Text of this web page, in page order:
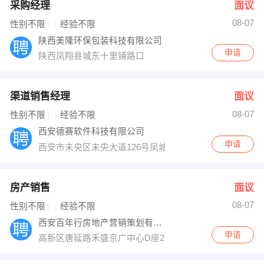
采购经理 面议
性别不限 经验不限
08-07
陕西美隆环保包装科技有限公司
陕西凤翔县城东十里铺路口
申请
渠道销售经理 面议
性别不限 经验不限
08-07
西安德赛软件科技有限公司
西安市未央区未央大道126号凤城二路赛高国际D座2207
申请
房产销售 面议
性别不限 经验不限
08-07
西安百年行房地产营销策划有限公司
高新区唐延路禾盛京广中心D座21楼
申请